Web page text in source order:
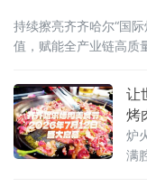
持续擦亮齐齐哈尔“国
值，赋能全产业链高质
让
烤
炉
满